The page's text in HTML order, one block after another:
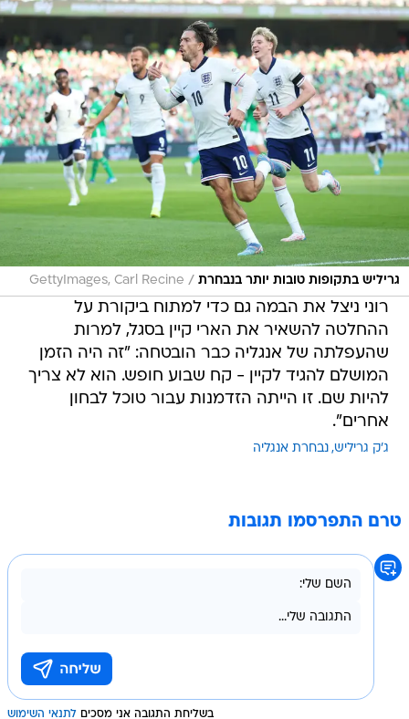
גריליש בתקופות טובות יותר בנבחרת /
GettyImages, Carl Recine
רוני ניצל את הבמה גם כדי למתוח ביקורת על
ההחלטה להשאיר את הארי קיין בסגל, למרות
שהעפלתה של אנגליה כבר הובטחה: "זה היה הזמן
המושלם להגיד לקיין - קח שבוע חופש. הוא לא צריך
להיות שם. זו הייתה הזדמנות עבור טוכל לבחון
אחרים".
ג'ק גריליש נבחרת אנגליה
טרם התפרסמו תגובות
בשליחת התגובה אני מסכים לתנאי השימוש